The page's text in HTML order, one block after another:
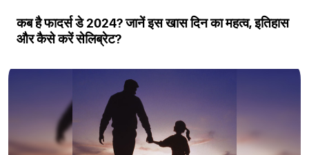
कब है फादर्स डे 2024? जानें इस खास दिन का महत्व, इतिहास
और कैसे करें सेलिब्रेट?